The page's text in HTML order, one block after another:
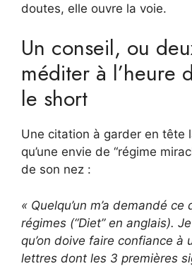
doutes, elle ouvre la voie.
Un conseil, ou
méditer à l’heure
le short
Une citation à garder en tête
qu’une envie de “régime
de son nez :
« Quelqu’un m’a demandé
régimes (“Diet” en anglais).
qu’on doive faire confiance à
lettres dont les 3 premières